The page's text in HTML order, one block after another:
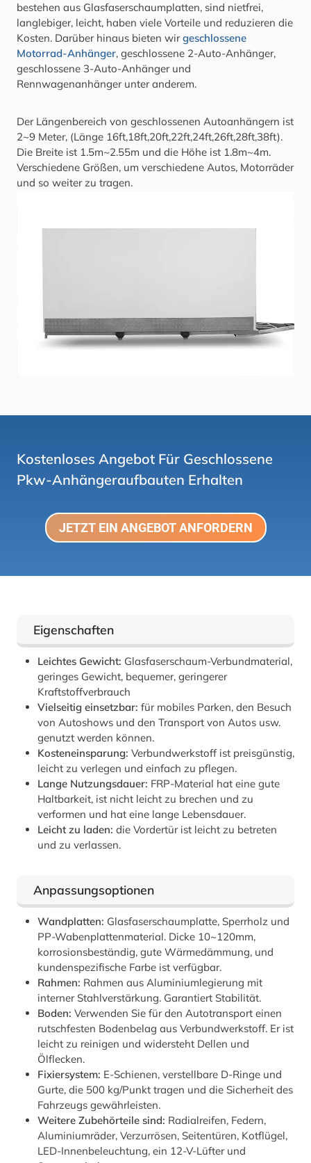
bestehen aus Glasfaserschaumplatten, sind nietfrei,
langlebiger, leicht, haben viele Vorteile und reduzieren die
Kosten. Darüber hinaus bieten wirgeschlossene
Motorrad-Anhänger, geschlossene 2-Auto-Anhänger,
geschlossene 3-Auto-Anhänger und
Rennwagenanhänger unter anderem.
Der Längenbereich von geschlossenen Autoanhängern ist
2~9 Meter, (Länge 16ft,18ft,20ft,22ft,24ft,26ft,28ft,38ft).
Die Breite ist 1.5m~2.55m und die Höhe ist 1.8m~4m.
Verschiedene Größen, um verschiedene Autos, Motorräder
und so weiter zu tragen.
Kostenloses Angebot Für Geschlossene
Pkw-Anhängeraufbauten Erhalten
JETZT EIN ANGEBOT ANFORDERN
Eigenschaften
Leichtes Gewicht: Glasfaserschaum-Verbundmaterial,
geringes Gewicht, bequemer, geringerer
Kraftstoffverbrauch
Vielseitig einsetzbar: für mobiles Parken, den Besuch
von Autoshows und den Transport von Autos usw.
genutzt werden können.
Kosteneinsparung: Verbundwerkstoff ist preisgünstig,
leicht zu verlegen und einfach zu pflegen.
Lange Nutzungsdauer: FRP-Material hat eine gute
Haltbarkeit, ist nicht leicht zu brechen und zu
verformen und hat eine lange Lebensdauer.
Leicht zu laden: die Vordertür ist leicht zu betreten
und zu verlassen.
Anpassungsoptionen
Wandplatten: Glasfaserschaumplatte, Sperrholz und
PP-Wabenplattenmaterial. Dicke 10~120mm,
korrosionsbeständig, gute Wärmedämmung, und
kundenspezifische Farbe ist verfügbar.
Rahmen: Rahmen aus Aluminiumlegierung mit
interner Stahlverstärkung. Garantiert Stabilität.
Boden: Verwenden Sie für den Autotransport einen
rutschfesten Bodenbelag aus Verbundwerkstoff. Er ist
leicht zu reinigen und widersteht Dellen und
Ölflecken.
Fixiersystem: E-Schienen, verstellbare D-Ringe und
Gurte, die 500 kg/Punkt tragen und die Sicherheit des
Fahrzeugs gewährleisten.
Weitere Zubehörteile sind: Radialreifen, Federn,
Aluminiumräder, Verzurrösen, Seitentüren, Kotflügel,
LED-Innenbeleuchtung, ein 12-V-Lüfter und